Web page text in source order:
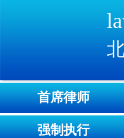
首席律师
强制执行